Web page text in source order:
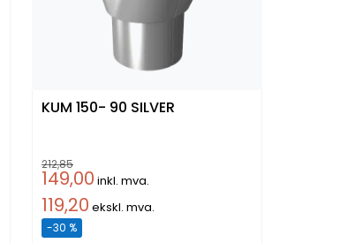
KUM 150- 90 SILVER
212,85
149,00 inkl. mva.
119,20 ekskl. mva.
-30 %